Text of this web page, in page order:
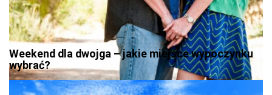
Weekend dla dwojga – jakie miejsce wypoczynku
wybrać?